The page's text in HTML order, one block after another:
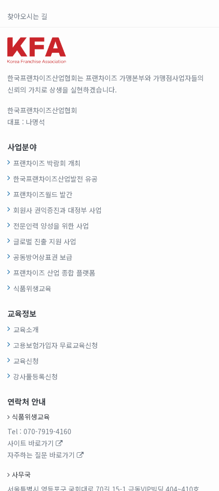
찾아오시는 길
한국프랜차이즈산업협회는 프랜차이즈 가맹본부와 가맹점사업자들의
신뢰의 가치로 상생을 실현하겠습니다.
한국프랜차이즈산업협회
대표 : 나명석
사업분야
프랜차이즈 박람회 개최
한국프랜차이즈산업발전 유공
프랜차이즈월드 발간
회원사 권익증진과 대정부 사업
전문인력 양성을 위한 사업
글로벌 진출 지원 사업
공동방어상표권 보급
프랜차이즈 산업 종합 플랫폼
식품위생교육
교육정보
교육소개
고용보험가입자 무료교육신청
교육신청
강사풀등록신청
연락처 안내
식품위생교육
Tel : 070-7919-4160
사이트 바로가기
자주하는 질문 바로가기
사무국
서울특별시 영등포구 국회대로 70길 15-1 극동VIP빌딩 404~410호